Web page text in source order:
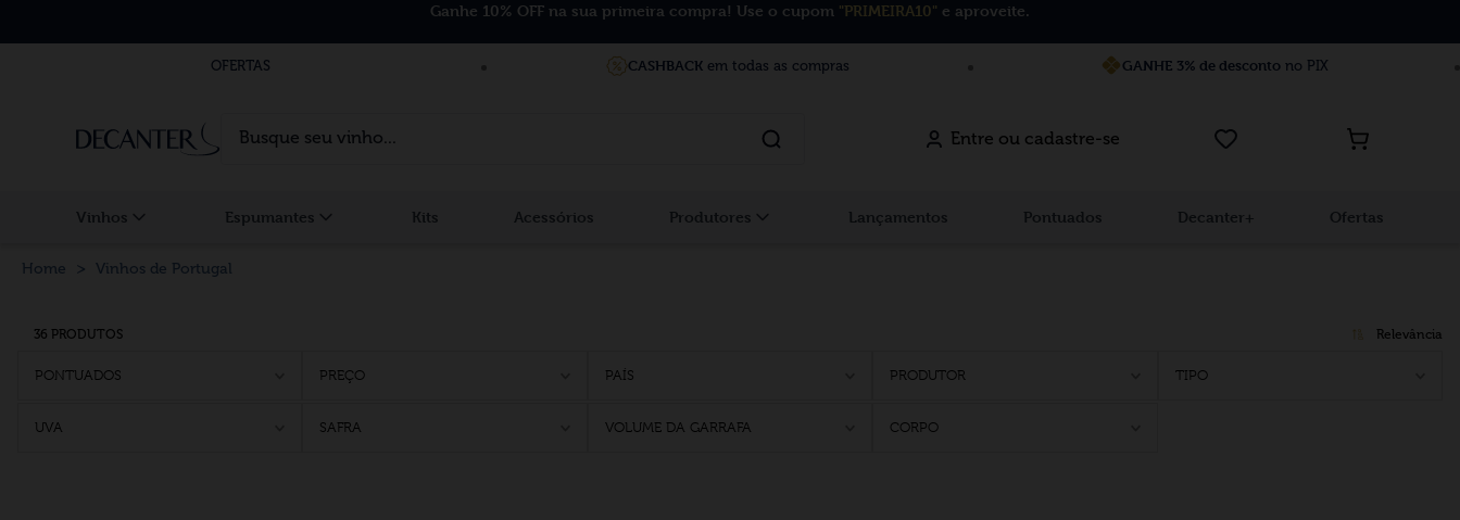
Ganhe 10% OFF na sua primeira compra! Use o cupom "PRIMEIRA10" e aproveite.
OFERTAS CASHBACKem todas as compras GANHE 3% de descontono PIX
Entre ou cadastre-se
Vinhos Espumantes Kits Acessórios Produtores Lançamentos Pontuados Decanter+ Ofertas
Vinhos de Portugal
36 PRODUTOS Relevância
TIPO
UVA
PAÍS
CORPO
PONTUADOS PRODUTOR
SAFRA VOLUME DA GARRAFA
PREÇO